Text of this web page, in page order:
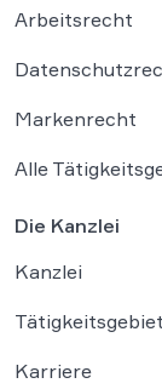
Arbeitsrecht
Markenrecht
Alle
Die Kanzlei
Kanzlei
Karriere